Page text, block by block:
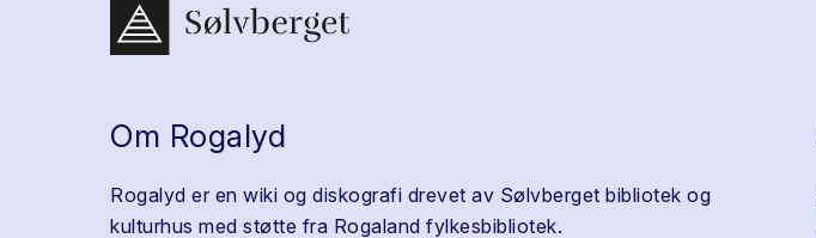
Om Rogalyd
Rogalyd er en wiki og diskografi drevet av Sølvberget bibliotek og
kulturhus med støtte fra Rogaland fylkesbibliotek.